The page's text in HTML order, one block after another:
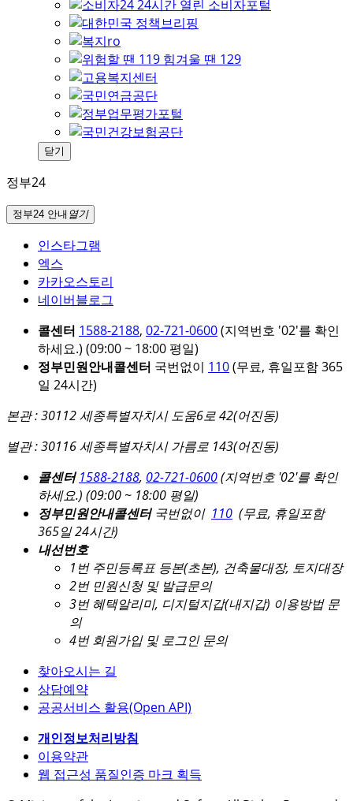
닫기
정부24
정부24 안내 열기
인스타그램
엑스
카카오스토리
네이버블로그
콜센터 1588-2188, 02-721-0600(지역번호 '02'를 확인
하세요.) (09:00 ~ 18:00 평일)
정부민원안내콜센터 국번없이 110(무료, 휴일포함 365
일 24시간)
본관 : 30112 세종특별자치시 도움6로 42(어진동)
별관 : 30116 세종특별자치시 가름로 143(어진동)
콜센터 1588-2188, 02-721-0600(지역번호 '02'를 확인
하세요.) (09:00 ~ 18:00 평일)
정부민원안내콜센터국번없이 110 (무료, 휴일포함
365일 24시간)
내선번호
1번 주민등록표 등본(초본), 건축물대장, 토지대장
2번 민원신청 및 발급문의
3번 혜택알리미, 디지털지갑(내지갑) 이용방법 문
의
4번 회원가입 및 로그인 문의
찾아오시는 길
상담예약
공공서비스 활용(Open API)
개인정보처리방침
이용약관
웹 접근성 품질인증 마크 획득